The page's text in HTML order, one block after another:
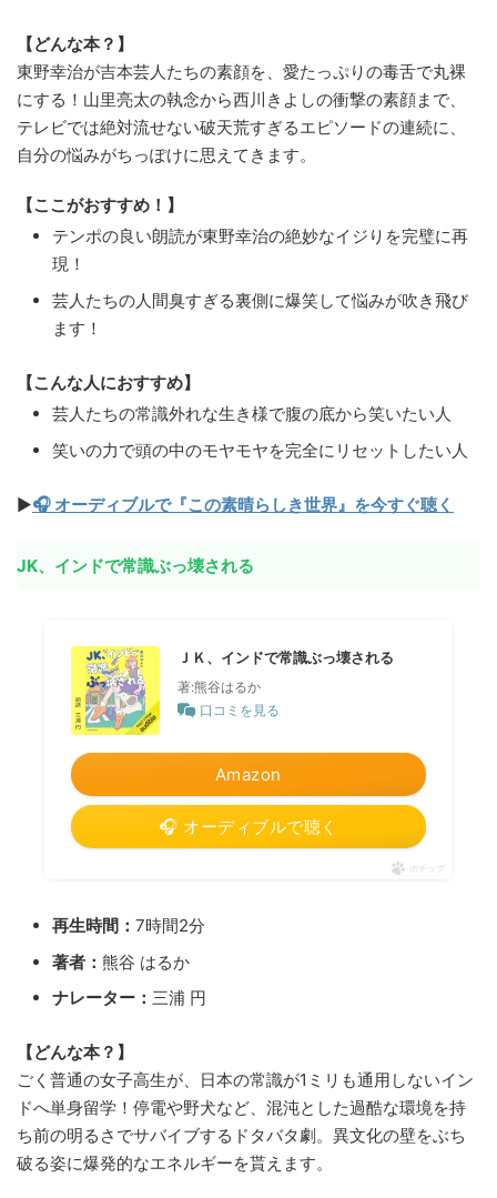
【どんな本？】
東野幸治が吉本芸人たちの素顔を、愛たっぷりの毒舌で丸裸
にする！山里亮太の執念から西川きよしの衝撃の素顔まで、
テレビでは絶対流せない破天荒すぎるエピソードの連続に、
自分の悩みがちっぽけに思えてきます。
【ここがおすすめ！】
テンポの良い朗読が東野幸治の絶妙なイジりを完璧に再
現！
芸人たちの人間臭すぎる裏側に爆笑して悩みが吹き飛び
ます！
【こんな人におすすめ】
芸人たちの常識外れな生き様で腹の底から笑いたい人
笑いの力で頭の中のモヤモヤを完全にリセットしたい人
▶🎧 オーディブルで『この素晴らしき世界』を今すぐ聴く
JK、インドで常識ぶっ壊される
ＪＫ、インドで常識ぶっ壊される
著:熊谷はるか
口コミを見る
Amazon
🎧 オーディブルで聴く
ポチップ
再生時間： 7時間2分
著者： 熊谷 はるか
ナレーター： 三浦 円
【どんな本？】
ごく普通の女子高生が、日本の常識が1ミリも通用しないイン
ドへ単身留学！停電や野犬など、混沌とした過酷な環境を持
ち前の明るさでサバイブするドタバタ劇。異文化の壁をぶち
破る姿に爆発的なエネルギーを貰えます。